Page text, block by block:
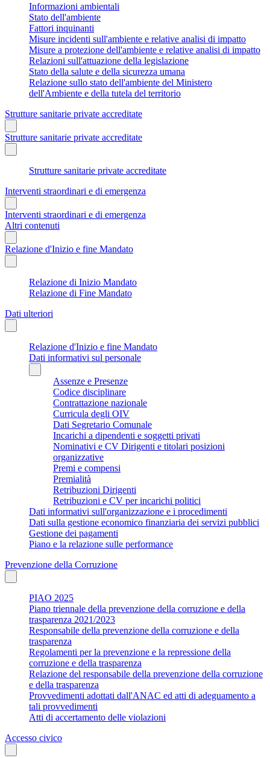
Informazioni ambientali
Stato dell'ambiente
Fattori inquinanti
Misure incidenti sull'ambiente e relative analisi di impatto
Misure a protezione dell'ambiente e relative analisi di impatto
Relazioni sull'attuazione della legislazione
Stato della salute e della sicurezza umana
Relazione sullo stato dell'ambiente del Ministero
dell'Ambiente e della tutela del territorio
Strutture sanitarie private accreditate
Strutture sanitarie private accreditate
Strutture sanitarie private accreditate
Interventi straordinari e di emergenza
Interventi straordinari e di emergenza
Altri contenuti
Relazione d'Inizio e fine Mandato
Relazione di Inizio Mandato
Relazione di Fine Mandato
Dati ulteriori
Relazione d'Inizio e fine Mandato
Dati informativi sul personale
Assenze e Presenze
Codice disciplinare
Contrattazione nazionale
Curricula degli OIV
Dati Segretario Comunale
Incarichi a dipendenti e soggetti privati
Nominativi e CV Dirigenti e titolari posizioni
organizzative
Premi e compensi
Premialità
Retribuzioni Dirigenti
Retribuzioni e CV per incarichi politici
Dati informativi sull'organizzazione e i procedimenti
Dati sulla gestione economico finanziaria dei servizi pubblici
Gestione dei pagamenti
Piano e la relazione sulle performance
Prevenzione della Corruzione
PIAO 2025
Piano triennale della prevenzione della corruzione e della
trasparenza 2021/2023
Responsabile della prevenzione della corruzione e della
trasparenza
Regolamenti per la prevenzione e la repressione della
corruzione e della trasparenza
Relazione del responsabile della prevenzione della corruzione
e della trasparenza
Provvedimenti adottati dall'ANAC ed atti di adeguamento a
tali provvedimenti
Atti di accertamento delle violazioni
Accesso civico